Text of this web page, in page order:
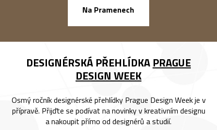
Na Pramenech
DESIGNÉRSKÁ PŘEHLÍDKA PRAGUE
DESIGN WEEK
Osmý ročník designérské přehlídky Prague Design Week je v
přípravě. Přijďte se podívat na novinky v kreativním designu
a nakoupit přímo od designérů a studií.